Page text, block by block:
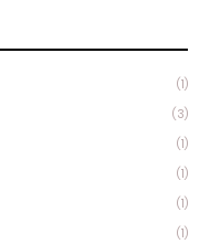
(1)
(3)
(1)
(1)
(1)
(1)